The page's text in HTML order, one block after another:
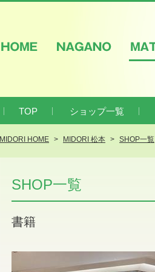
TOP ショップ一覧
MIDORI HOME MIDORI 松本 SHOP一覧
SHOP一覧
書籍